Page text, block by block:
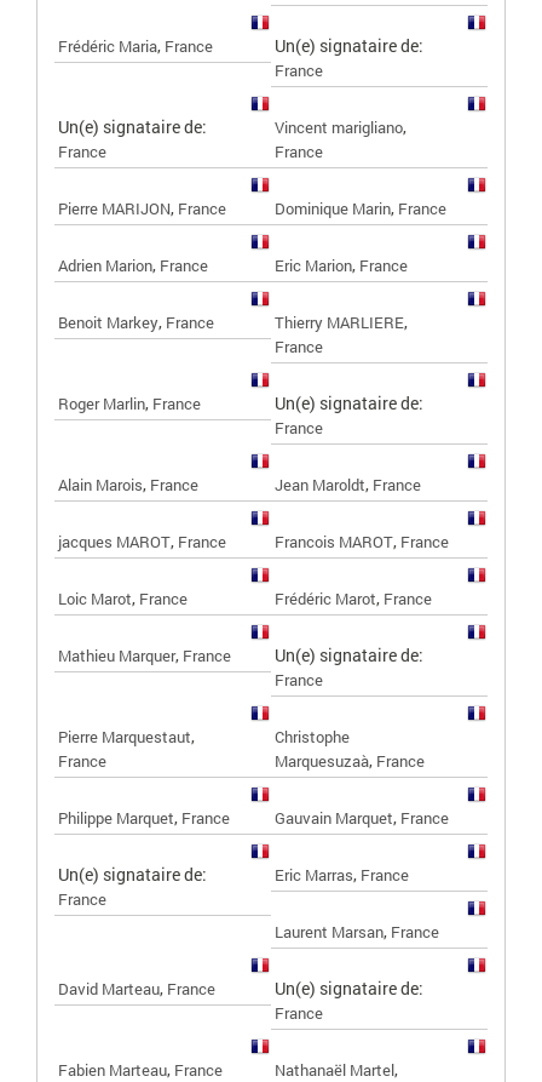
Frédéric Maria, France Un(e) signataire de:
France
Un(e) signataire de:
France
Vincent marigliano,
France
Pierre MARIJON, France Dominique Marin, France
Adrien Marion, France Eric Marion, France
Benoit Markey, France Thierry MARLIERE,
France
Roger Marlin, France Un(e) signataire de:
France
Alain Marois, France Jean Maroldt, France
jacques MAROT, France Francois MAROT, France
Loic Marot, France Frédéric Marot, France
Mathieu Marquer, France Un(e) signataire de:
France
Pierre Marquestaut,
France
Christophe
Marquesuzaà, France
Philippe Marquet, France Gauvain Marquet, France
Un(e) signataire de:
France
Eric Marras, France
Laurent Marsan, France
David Marteau, France Un(e) signataire de:
France
Fabien Marteau, France Nathanaël Martel,